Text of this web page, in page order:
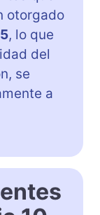
otorgado
, lo que
del
se
a